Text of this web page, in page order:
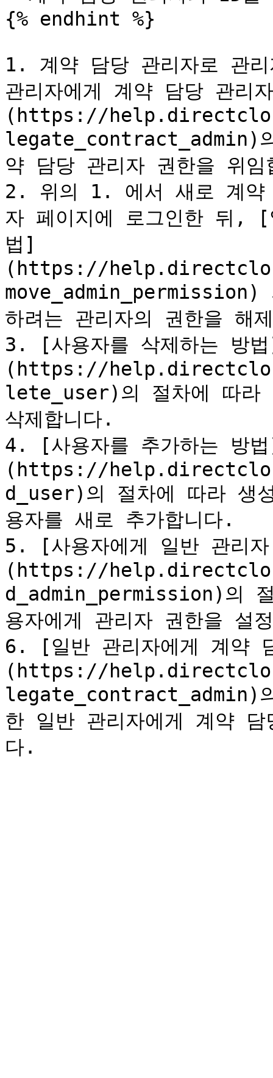
{% endhint %}
1. 계약 담당 관리자로 관
관리자에게 계약 담당 관리
(https://
legate_contract_admin)
약 담당 관리자 권한을 위임
2. 위의 1. 에서 새로 계약
자 페이지에 로그인한 뒤, [
법]
(https://
move_admin_permission)
하려는 관리자의 권한을 해
3. [사용자를 삭제하는 방
(https://
lete_user)의 절차에 따라
삭제합니다.
4. [사용자를 추가하는 방
(https://
d_user)의 절차에 따라 생
용자를 새로 추가합니다.
5. [사용자에게 일반 관리
(https://
d_admin_permission)의
용자에게 관리자 권한을 설
6. [일반 관리자에게 계약
(https://
legate_contract_admin)
한 일반 관리자에게 계약